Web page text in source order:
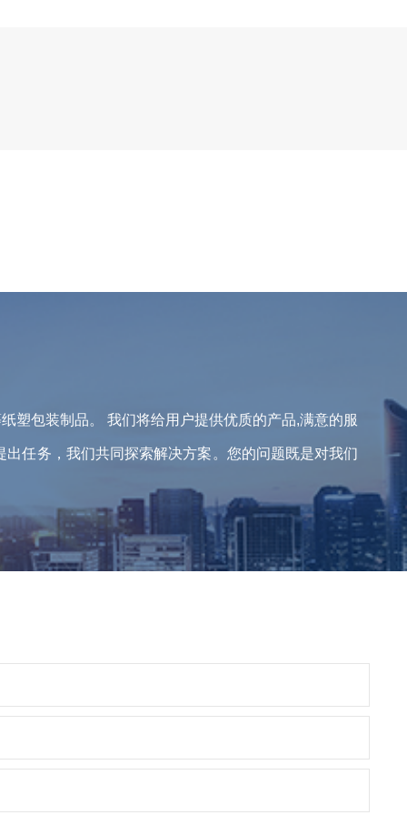
塑包装制品。 我们将给用户提供优质的产品,满意的服
任务，我们共同探索解决方案。您的问题既是对我们